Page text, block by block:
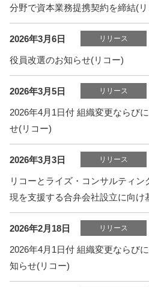
分野で資本業務提携契約を締結(
2026年3月6日 リリース
役員改選のお知らせ(リコー)
2026年3月5日 リリース
2026年4月1日付 組織変更ならび
せ(リコー)
2026年3月3日 リリース
リコーとライズ・コンサルティン
現を支援する合弁会社設立に向け
2026年2月18日 リリース
2026年4月1日付 組織変更ならび
知らせ(リコー)